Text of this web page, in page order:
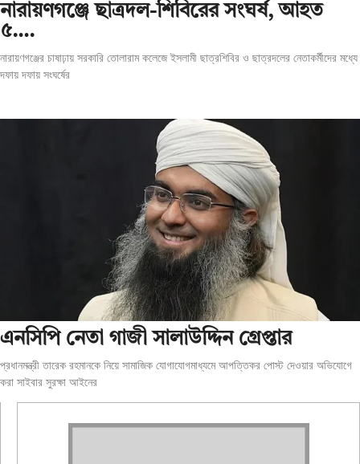
‎নারায়ণগঞ্জে ছাত্রদল-শিবিরের সংঘর্ষ, আহত
৫….
নারায়ণগঞ্জের চাষাঢ়ায় সরকারি তোলারাম কলেজে ইসলামী ছাত্রশিবির ও ছাত্রদলের নেতাকর্মীদের মধ্যে
দফায় দফায় সংঘর্ষের
এনসিপি নেতা গাজী সালাউদ্দিন গ্রেপ্তার
প্রধানমন্ত্রী তারেক রহমানকে নিয়ে সামাজিক যোগাযোগমাধ্যমে আপত্তিকর পোস্ট দেওয়ার অভিযোগে
করা সাইবার সুরক্ষা আইনের